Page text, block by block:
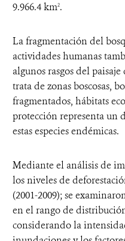
9.966.4 km2.
La fragmentación del
actividades humanas
algunos rasgos del
trata de zonas boscosas,
fragmentados, hábitats
protección representa un
estas especies endémicas.
Mediante el análisis de
los niveles de
(2001-2009); se
en el rango de
considerando la